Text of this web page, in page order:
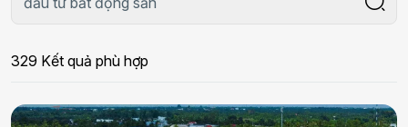
329 Kết quả phù hợp